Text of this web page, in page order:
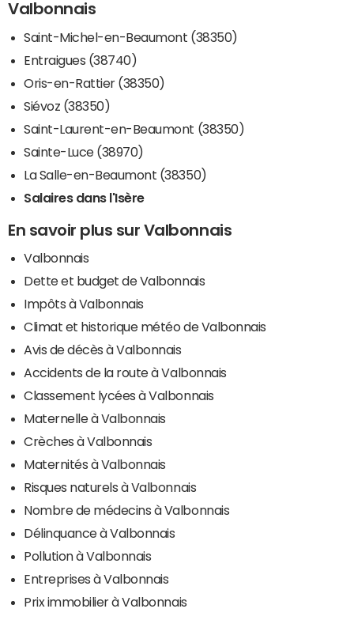
Valbonnais
Saint-Michel-en-Beaumont (38350)
Entraigues (38740)
Oris-en-Rattier (38350)
Siévoz (38350)
Saint-Laurent-en-Beaumont (38350)
Sainte-Luce (38970)
La Salle-en-Beaumont (38350)
Salaires dans l'Isère
En savoir plus sur Valbonnais
Valbonnais
Dette et budget de Valbonnais
Impôts à Valbonnais
Climat et historique météo de Valbonnais
Avis de décès à Valbonnais
Accidents de la route à Valbonnais
Classement lycées à Valbonnais
Maternelle à Valbonnais
Crèches à Valbonnais
Maternités à Valbonnais
Risques naturels à Valbonnais
Nombre de médecins à Valbonnais
Délinquance à Valbonnais
Pollution à Valbonnais
Entreprises à Valbonnais
Prix immobilier à Valbonnais